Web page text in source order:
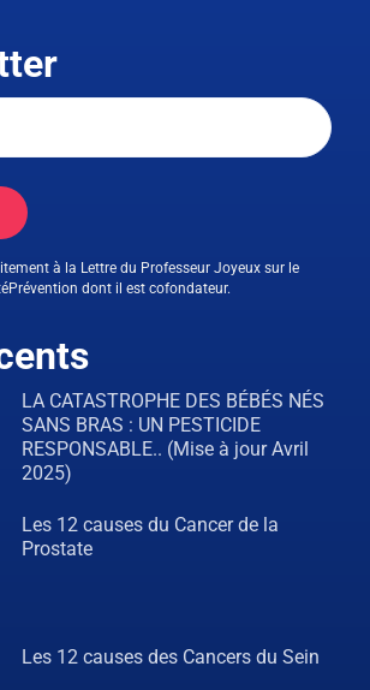
à la Lettre du Professeur Joyeux sur le
dont il est cofondateur.
LA CATASTROPHE DES BÉBÉS NÉS
SANS BRAS : UN PESTICIDE
RESPONSABLE.. (Mise à jour Avril
2025)
Les 12 causes du Cancer de la
Prostate
Les 12 causes des Cancers du Sein